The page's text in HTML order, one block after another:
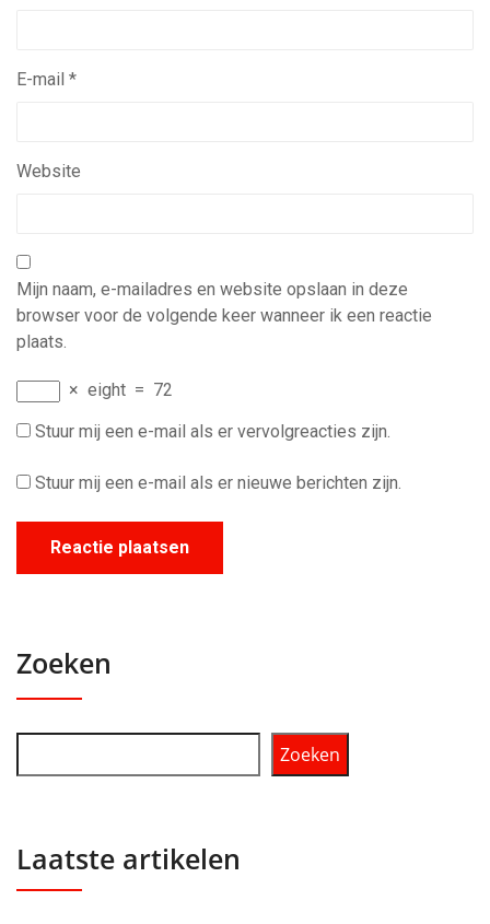
E-mail *
Website
Mijn naam, e-mailadres en website opslaan in deze
browser voor de volgende keer wanneer ik een reactie
plaats.
× eight = 72
Stuur mij een e-mail als er vervolgreacties zijn.
Stuur mij een e-mail als er nieuwe berichten zijn.
Zoeken
Zoeken
Laatste artikelen